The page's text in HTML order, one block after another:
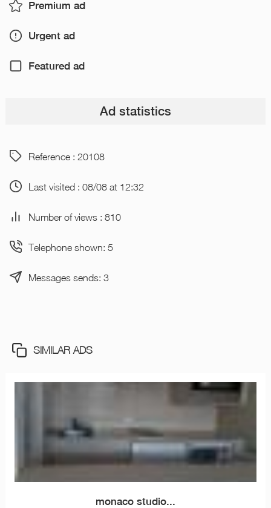
Premium ad
Urgent ad
Featured ad
Ad statistics
Reference : 20108
Last visited : 08/08 at 12:32
Number of views : 810
Telephone shown: 5
Messages sends: 3
SIMILAR ADS
monaco studio...